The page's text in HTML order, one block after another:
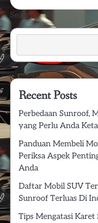
Search
Recent Posts
Perbedaan Sunroof,
yang Perlu Anda
Panduan Membeli
Periksa Aspek
Anda
Daftar Mobil SUV
Sunroof Terluas Di
Tips Mengatasi